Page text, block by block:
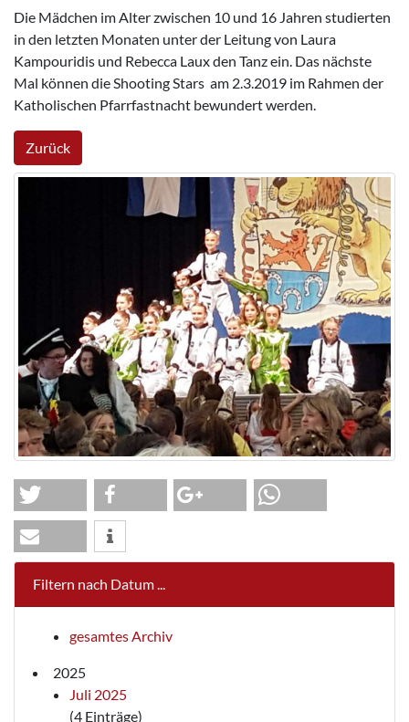
Die Mädchen im Alter zwischen 10 und 16 Jahren studierten
in den letzten Monaten unter der Leitung von Laura
Kampouridis und Rebecca Laux den Tanz ein. Das nächste
Mal können die Shooting Stars am 2.3.2019 im Rahmen der
Katholischen Pfarrfastnacht bewundert werden.
Zurück
Filtern nach Datum ...
gesamtes Archiv
2025
Juli 2025
(4 Einträge)